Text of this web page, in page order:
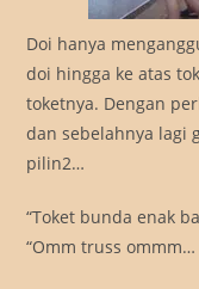
Doi hanya
doi hingga ke atas
toketnya. Dengan
dan sebelahnya lagi
pilin2…
“Toket bunda enak
“Omm truss ommm…